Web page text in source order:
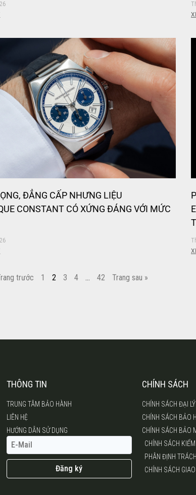
ĐẲNG CẤP NHƯNG LIỆU
CONSTANT CÓ XỨNG ĐÁNG VỚI MỨC
trước 1 2 3 4 … 42 Trang sau »
THÔNG TIN
TRUNG TÂM BẢO HÀNH
LIÊN HỆ
HƯỚNG DẪN SỬ DỤNG
Đăng ký
CHÍNH SÁCH
CHÍNH SÁCH ĐẠI LÝ
CHÍNH SÁCH BẢO
CHÍNH SÁCH BẢO
CHÍNH SÁCH
PHÂN ĐỊNH
CHÍNH SÁCH